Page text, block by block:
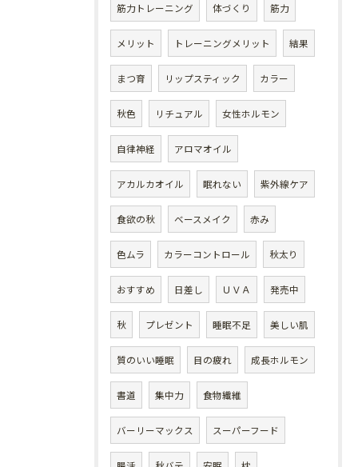
筋力トレーニング 体づくり 筋力
メリット トレーニングメリット 結果
まつ育 リップスティック カラー
秋色 リチュアル 女性ホルモン
自律神経 アロマオイル
アカルカオイル 眠れない 紫外線ケア
食欲の秋 ベースメイク 赤み
色ムラ カラーコントロール 秋太り
おすすめ 日差し ＵＶＡ 発売中
秋 プレゼント 睡眠不足 美しい肌
質のいい睡眠 目の疲れ 成長ホルモン
書道 集中力 食物繊維
バーリーマックス スーパーフード